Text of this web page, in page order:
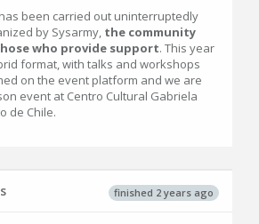
been carried out uninterruptedly
by Sysarmy, the community
who provide support. This year
format, with talks and workshops
on the event platform and we are
event at Centro Cultural Gabriela
de Chile.
finished 2 years ago